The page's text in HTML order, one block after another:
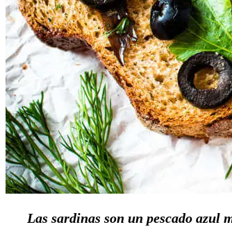
Las sardinas son un pescado azul